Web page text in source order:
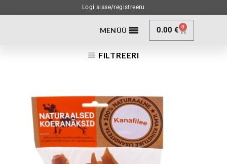
Logi sisse/registreeru
MENÜÜ 0.00€ 0
FILTREERI